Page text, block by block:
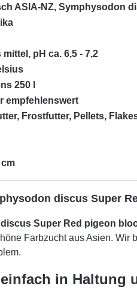
ASIA-NZ, Symphysodon
pH ca. 6,5 - 7,2
250 l
empfehlenswert
Frostfutter, Pellets,
cm
discus Super
Super Red pigeon
Farbzucht aus Asien. Wir
in Haltung